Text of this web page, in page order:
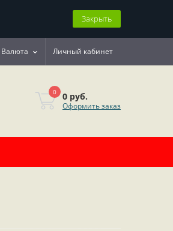
Закрыть
Валюта Личный кабинет
0 0 руб.
Оформить заказ